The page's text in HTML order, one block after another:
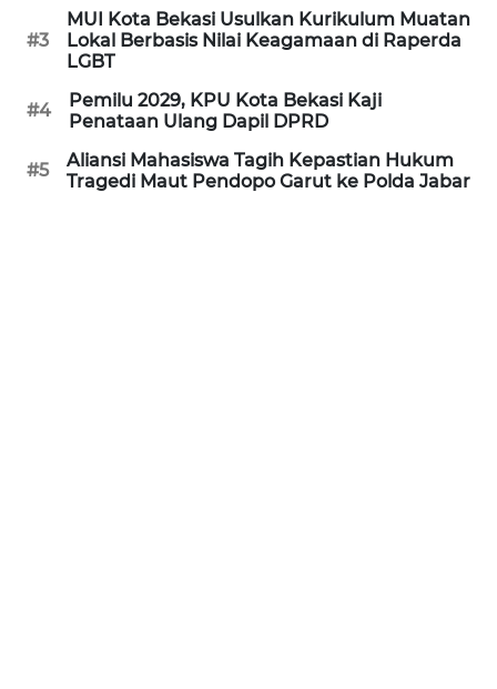
#3
MUI Kota Bekasi Usulkan Kurikulum Muatan
Lokal Berbasis Nilai Keagamaan di Raperda
LGBT
#4
Pemilu 2029, KPU Kota Bekasi Kaji
Penataan Ulang Dapil DPRD
#5
Aliansi Mahasiswa Tagih Kepastian Hukum
Tragedi Maut Pendopo Garut ke Polda Jabar
SUBANG
WN
SUKABUMI
WN
PURWAKARTA